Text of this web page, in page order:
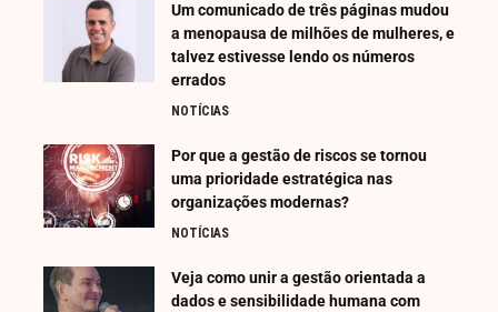
Um comunicado de três páginas mudou
a menopausa de milhões de mulheres, e
talvez estivesse lendo os números
errados
NOTÍCIAS
Por que a gestão de riscos se tornou
uma prioridade estratégica nas
organizações modernas?
NOTÍCIAS
Veja como unir a gestão orientada a
dados e sensibilidade humana com